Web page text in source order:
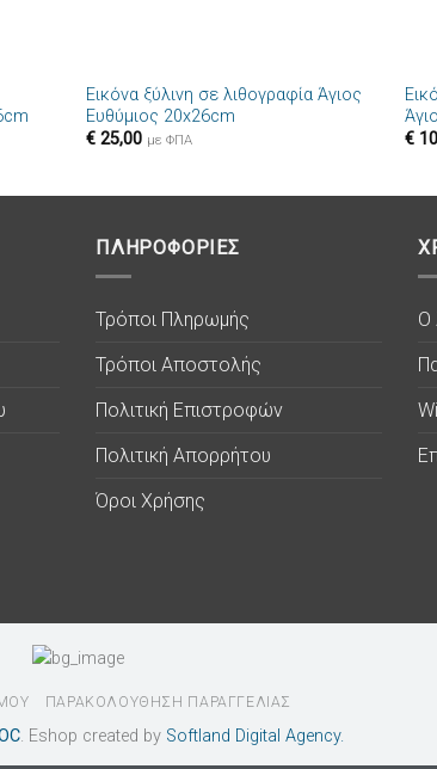
λίστα
Πρόσθήκη
Εικόνα ξύλινη σε λιθογραφία Άγιος
Ευθύμιος 20x26cm
€ 25,00 με ΦΠΑ
€
ΠΛΗΡΟΦΟΡΙΕΣ
Τρόποι Πληρωμής
Τρόποι Αποστολής
Πολιτική Επιστροφών
Πολιτική Απορρήτου
Όροι Χρήσης
Ο
ΠΑΡΑΚΟΛΟΥΘΗΣΗ ΠΑΡΑΓΓΕΛΙΑΣ
. Eshop created by Softland Digital Agency.